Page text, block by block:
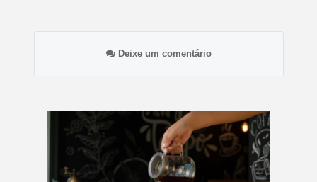
Deixe um comentário